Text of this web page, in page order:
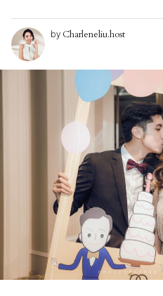
by Charleneliu.host